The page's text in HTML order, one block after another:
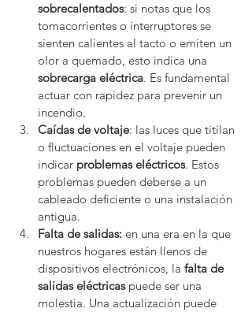
sobrecalentados: si notas que los
tomacorrientes o interruptores se
sienten calientes al tacto o emiten un
olor a quemado, esto indica una
sobrecarga eléctrica. Es fundamental
actuar con rapidez para prevenir un
incendio.
Caídas de voltaje: las luces que titilan
o fluctuaciones en el voltaje pueden
indicar problemas eléctricos. Estos
problemas pueden deberse a un
cableado deficiente o una instalación
antigua.
Falta de salidas: en una era en la que
nuestros hogares están llenos de
dispositivos electrónicos, la falta de
salidas eléctricas puede ser una
molestia. Una actualización puede